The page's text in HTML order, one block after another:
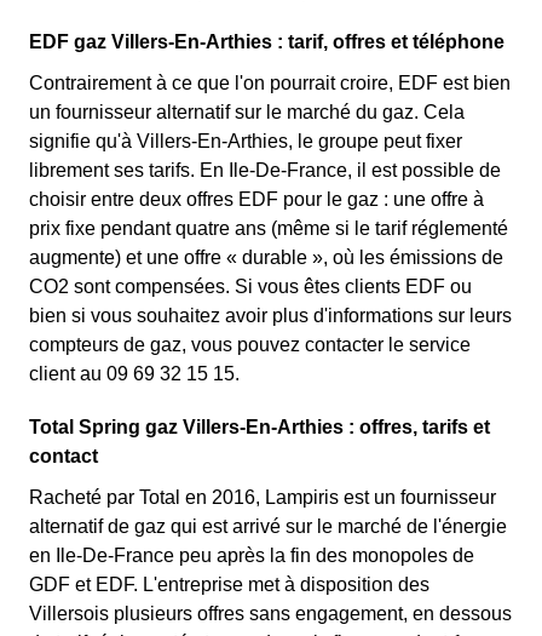
EDF gaz Villers-En-Arthies : tarif, offres et téléphone
Contrairement à ce que l'on pourrait croire, EDF est bien
un fournisseur alternatif sur le marché du gaz. Cela
signifie qu'à Villers-En-Arthies, le groupe peut fixer
librement ses tarifs. En Ile-De-France, il est possible de
choisir entre deux offres EDF pour le gaz : une offre à
prix fixe pendant quatre ans (même si le tarif réglementé
augmente) et une offre « durable », où les émissions de
CO2 sont compensées. Si vous êtes clients EDF ou
bien si vous souhaitez avoir plus d'informations sur leurs
compteurs de gaz, vous pouvez contacter le service
client au 09 69 32 15 15.
Total Spring gaz Villers-En-Arthies : offres, tarifs et
contact
Racheté par Total en 2016, Lampiris est un fournisseur
alternatif de gaz qui est arrivé sur le marché de l'énergie
en Ile-De-France peu après la fin des monopoles de
GDF et EDF. L'entreprise met à disposition des
Villersois plusieurs offres sans engagement, en dessous